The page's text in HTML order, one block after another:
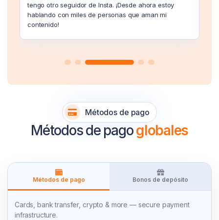
tengo otro seguidor de Insta. ¡Desde ahora estoy
hablando con miles de personas que aman mi
contenido!
Métodos de pago
Métodos de pagoglobales
Métodos de pago Bonos de depósito
Cards, bank transfer, crypto & more — secure payment
infrastructure.